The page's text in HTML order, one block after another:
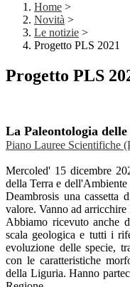
Home >
Novità >
Le notizie >
Progetto PLS 2021
Progetto PLS
La Paleontologia delle
Piano Lauree Scientifiche
Mercoled' 15 dicembre
della Terra e
Deambrosis una
valore. Vanno ad
Abbiamo ricevuto anche
scala geologica e tutti i
evoluzione delle specie,
con le caratteristiche
della Liguria. Hanno